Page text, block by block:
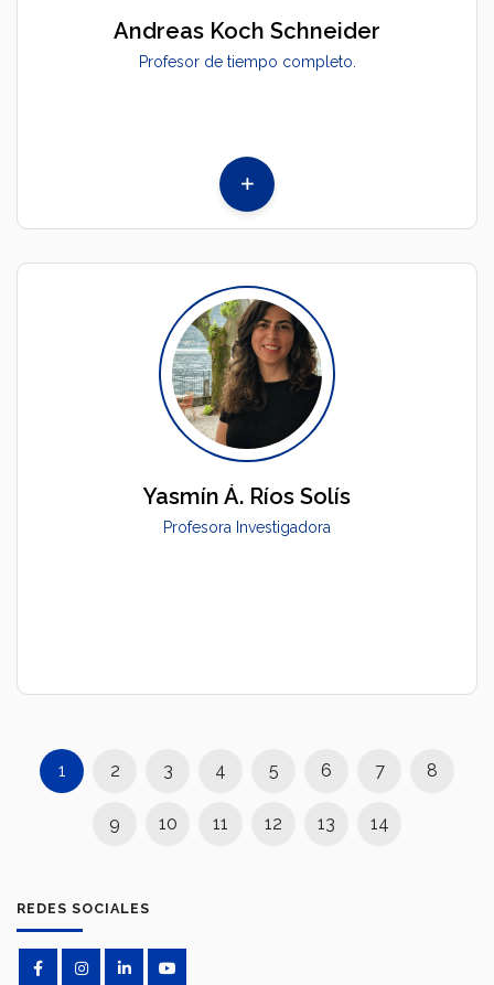
Andreas Koch Schneider
Profesor de tiempo completo.
Yasmín Á. Ríos Solís
Profesora Investigadora
1 2 3 4 5 6 7 8
9 10 11 12 13 14
REDES SOCIALES